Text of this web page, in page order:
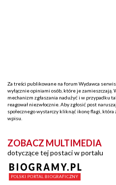
Za treści publikowane na forum Wydawca
wyłącznie opiniami osób, które je zamieszczają.
mechanizm zgłaszania nadużyć i w przypadku
reagował niezwłocznie. Aby zgłosić post
społecznego wystarczy kliknąć ikonę flagi,
wpisu.
ZOBACZ MULTIMEDIA
dotyczące tej postaci w portalu